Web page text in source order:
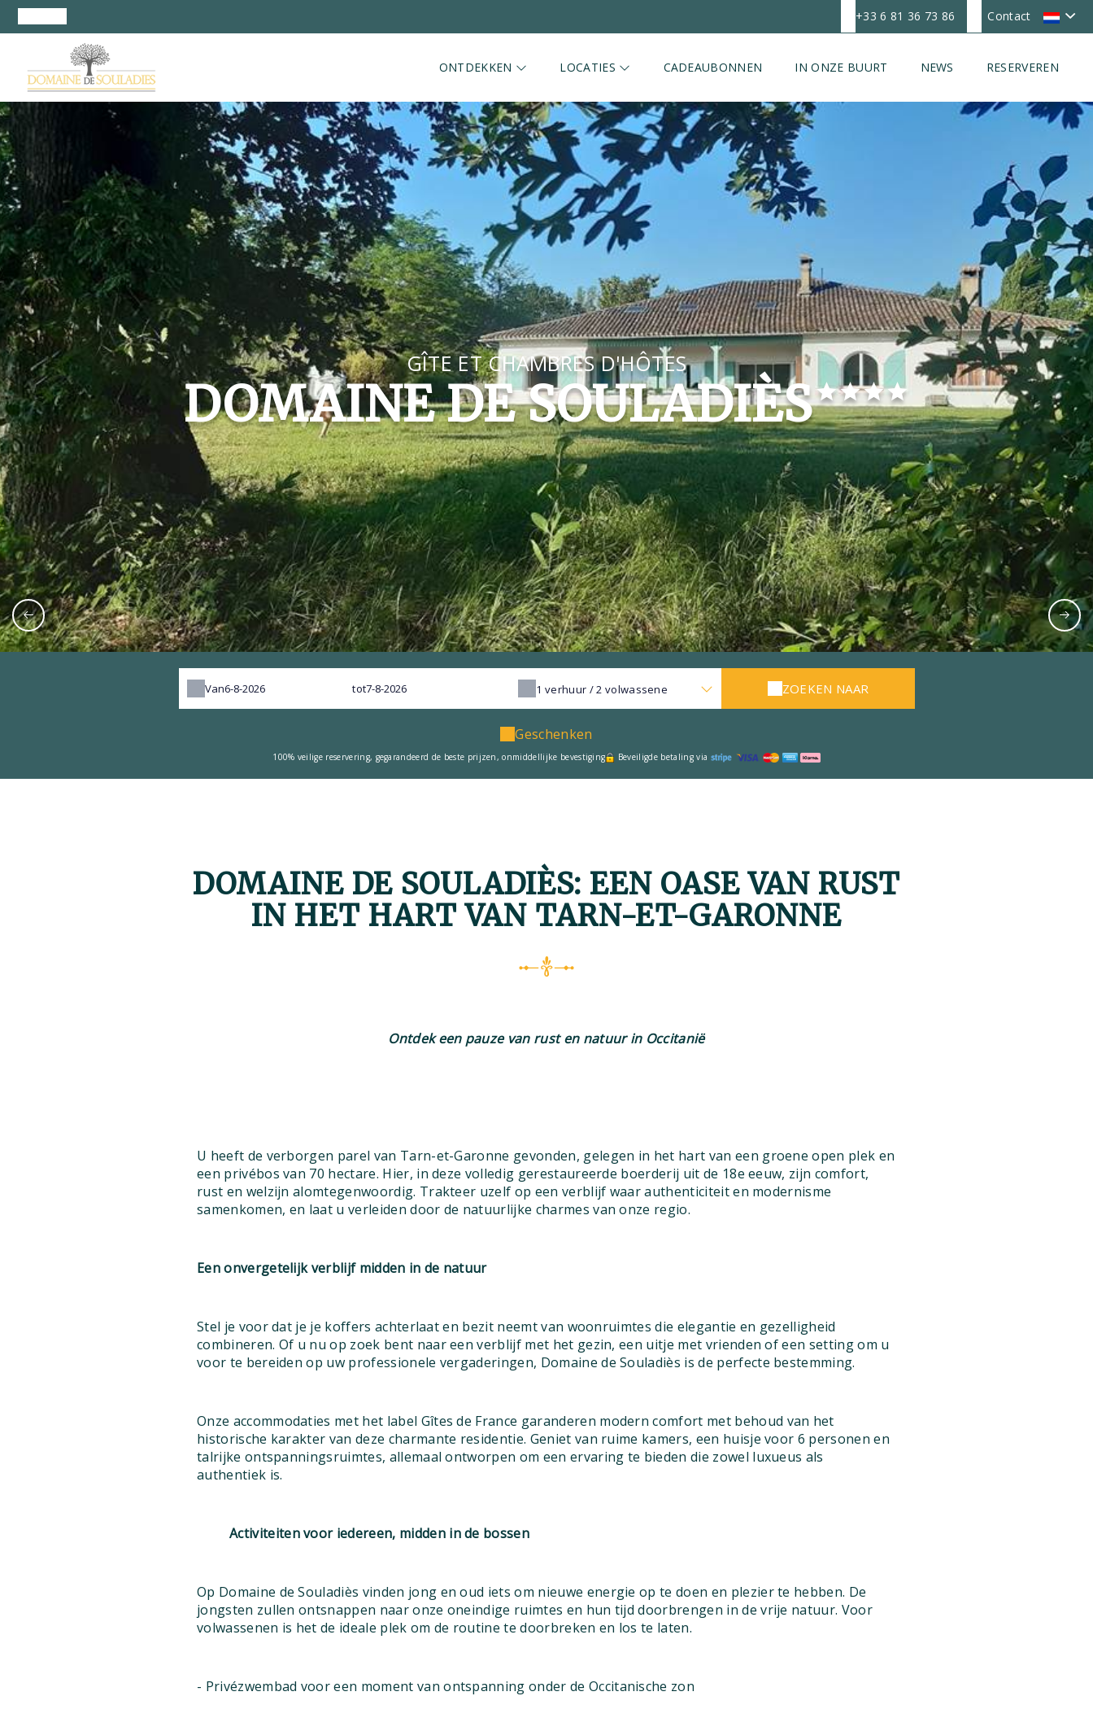
Contact
+33 6 81 36 73 86
ONTDEKKEN LOCATIES CADEAUBONNEN IN ONZE BUURT NEWS RESERVEREN
GÎTE ET CHAMBRES D'HÔTES
DOMAINE DE SOULADIÈS
Van tot 1verhuur /2 volwassene ZOEKEN NAAR
Geschenken
100% veilige reservering, gegarandeerd de beste prijzen, onmiddellijke bevestiging Beveiligde betaling via
DOMAINE DE SOULADIÈS: EEN OASE VAN RUST
IN HET HART VAN TARN-ET-GARONNE
Ontdek een pauze van rust en natuur in Occitanië
U heeft de verborgen parel van Tarn-et-Garonne gevonden, gelegen in het hart van een groene open plek en
een privébos van 70 hectare. Hier, in deze volledig gerestaureerde boerderij uit de 18e eeuw, zijn comfort,
rust en welzijn alomtegenwoordig. Trakteer uzelf op een verblijf waar authenticiteit en modernisme
samenkomen, en laat u verleiden door de natuurlijke charmes van onze regio.
Een onvergetelijk verblijf midden in de natuur
Stel je voor dat je je koffers achterlaat en bezit neemt van woonruimtes die elegantie en gezelligheid
combineren. Of u nu op zoek bent naar een verblijf met het gezin, een uitje met vrienden of een setting om u
voor te bereiden op uw professionele vergaderingen, Domaine de Souladiès is de perfecte bestemming.
Onze accommodaties met het label Gîtes de France garanderen modern comfort met behoud van het
historische karakter van deze charmante residentie. Geniet van ruime kamers, een huisje voor 6 personen en
talrijke ontspanningsruimtes, allemaal ontworpen om een ervaring te bieden die zowel luxueus als
authentiek is.
Activiteiten voor iedereen, midden in de bossen
Op Domaine de Souladiès vinden jong en oud iets om nieuwe energie op te doen en plezier te hebben. De
jongsten zullen ontsnappen naar onze oneindige ruimtes en hun tijd doorbrengen in de vrije natuur. Voor
volwassenen is het de ideale plek om de routine te doorbreken en los te laten.
- Privézwembad voor een moment van ontspanning onder de Occitanische zon